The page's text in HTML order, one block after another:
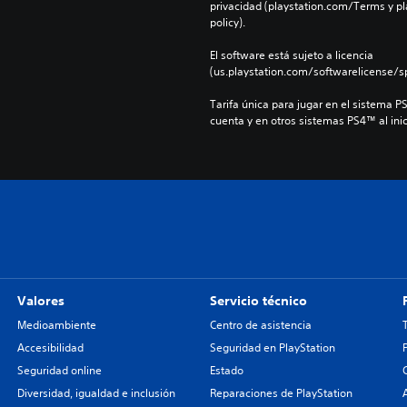
privacidad (playstation.com/Terms y
policy).
El software está sujeto a licencia
(us.playstation.com/softwarelicense/
Tarifa única para jugar en el sistema
cuenta y en otros sistemas PS4™ al
Valores
Medioambiente
Accesibilidad
Seguridad online
Diversidad, igualdad e inclusión
Servicio técnico
Centro de asistencia
Seguridad en PlayStation
Estado
Reparaciones de PlayStation